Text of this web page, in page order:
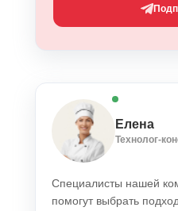
Елена
Технолог-
Специалисты нашей
помогут выбрать